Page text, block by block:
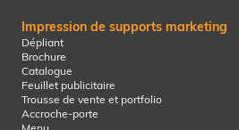
Impression de supports marketing
Dépliant
Brochure
Catalogue
Feuillet publicitaire
Trousse de vente et portfolio
Accroche-porte